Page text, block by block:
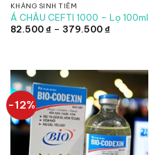
KHÁNG SINH TIÊM
Á CHÂU CEFTI 1000 – Lọ 100ml
82.500₫ – 379.500₫Khoảng
379.500 ₫
-12%